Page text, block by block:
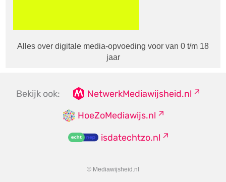
Alles over digitale media-opvoeding voor van 0 t/m 18
jaar
Bekijk ook:
NetwerkMediawijsheid.nl
HoeZoMediawijs.nl
isdatechtzo.nl
© Mediawijsheid.nl